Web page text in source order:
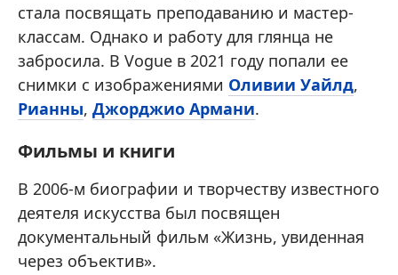
стала посвящать преподаванию и мастер-
классам. Однако и работу для глянца не
забросила. В Vogue в 2021 году попали ее
снимки с изображениями Оливии Уайлд,
Рианны, Джорджио Армани.
Фильмы и книги
В 2006-м биографии и творчеству известного
деятеля искусства был посвящен
документальный фильм «Жизнь, увиденная
через объектив».